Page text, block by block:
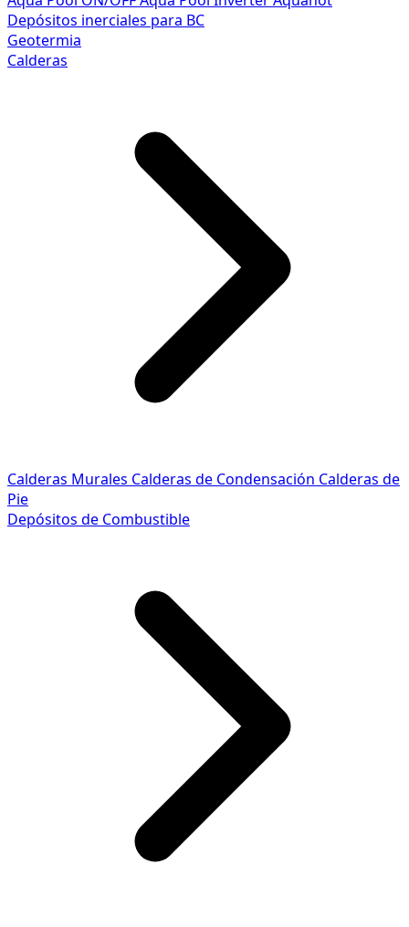
Depósitos inerciales para BC
Geotermia
Calderas
Calderas Murales Calderas de Condensación Calderas de
Pie
Depósitos de Combustible